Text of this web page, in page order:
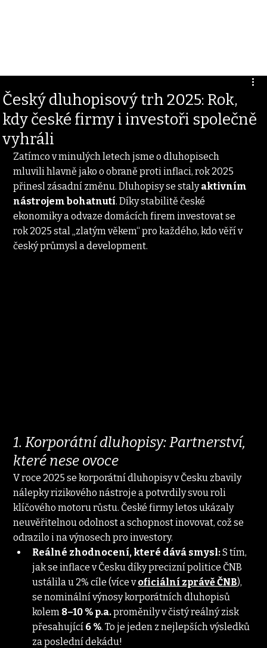
Český dluhopisový trh 2025: Rok,
kdy české firmy i investoři společně
vyhráli
Zatímco v minulých letech jsme o dluhopisech
mluvili hlavně jako o obraně proti inflaci, rok 2025
přinesl zásadní změnu. Dluhopisy se staly aktivním
nástrojem bohatnutí. Díky stabilitě české
ekonomiky a odvaze domácích firem investovat se
rok 2025 stal „zlatým věkem“ pro každého, kdo věří v
český průmysl a development.
1. Korporátní dluhopisy: Partnerství,
které nese ovoce
V roce 2025 se korporátní dluhopisy v Česku zbavily
nálepky rizikového nástroje a potvrdily svou roli
klíčového motoru růstu. České firmy letos ukázaly
neuvěřitelnou odolnost a schopnost inovovat, což se
odrazilo i na výnosech pro investory.
Reálné zhodnocení, které dává smysl: S tím,
jak se inflace v Česku díky precizní politice ČNB
ustálila u 2% cíle (více v oficiální zprávě ČNB),
se nominální výnosy korporátních dluhopisů
kolem 8–10 % p.a. proměnily v čistý reálný zisk
přesahující 6 %. To je jeden z nejlepších výsledků
za poslední dekádu!